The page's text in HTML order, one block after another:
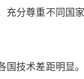
分尊重不同国
术差距明显